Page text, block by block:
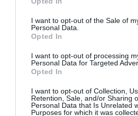
use your data for below specified
consent section.
I want to opt-out of the Sale of
Personal Data.
Opted In
I want to opt-out of processing
Personal Data for Targeted
Opted In
I want to opt-out of Collection,
Retention, Sale, and/or Sharing
Personal Data that Is Unrelated
Purposes for which it was
más alakú fényvitorla lehetett,
módon verte vissza a fényt. A
hanem csak egy nagyobb
felszíni réteg – más szóval, egy
csillagrendszerünkön